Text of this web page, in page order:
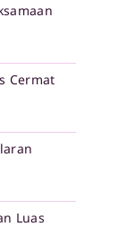
Cermat
Luas